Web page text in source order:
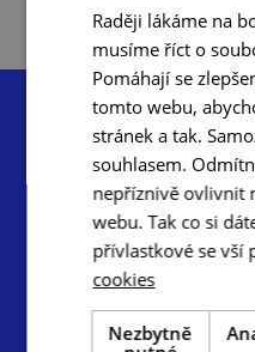
Centrála cestovního
Radnická
Raději lákáme na
musíme říct o
Pomáhají se
tomto webu,
stránek a tak.
souhlasem.
nepříznivě ovlivnit
webu. Tak co si
přívlastkové se vší
cookies
Nezbytně